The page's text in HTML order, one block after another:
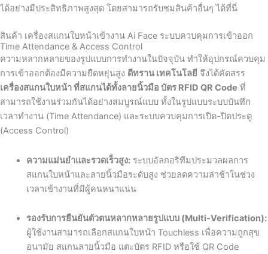
ได้อย่างมีประสิทธิภาพสูงสุด โดยสามารถรับชมสินค้าอื่นๆ ได้ที่นี่
สินค้า เครื่องสแกนใบหน้าเข้างาน Ai Face ระบบควบคุมการเข้าออก
Time Attendance & Access Control
ความหลากหลายของรูปแบบการทำงานในปัจจุบัน ทำให้อุปกรณ์ควบคุม
การเข้าออกต้องมีความยืดหยุ่นสูง ดีทราน เทคโนโลยี จึงได้คัดสรร
เครื่องสแกนใบหน้า ที่สแกนได้ทั้งลายนิ้วมือ บัตร RFID QR Code ที่
สามารถใช้งานร่วมกันได้อย่างสมบูรณ์แบบ ทั้งในรูปแบบระบบบันทึก
เวลาทำงาน (Time Attendance) และระบบควบคุมการเปิด-ปิดประตู
(Access Control)
ความแม่นยำและรวดเร็วสูง:ระบบอัลกอริทึมประมวลผลการ
สแกนใบหน้าและลายนิ้วมือระดับสูง ช่วยลดความล่าช้าในช่วง
เวลาเข้างานที่มีผู้คนหนาแน่น
รองรับการยืนยันตัวตนหลากหลายรูปแบบ (Multi-Verification):
ผู้ใช้งานสามารถเลือกสแกนใบหน้า Touchless เพื่อความถูกสุข
อนามัย สแกนลายนิ้วมือ แตะบัตร RFID หรือใช้ QR Code